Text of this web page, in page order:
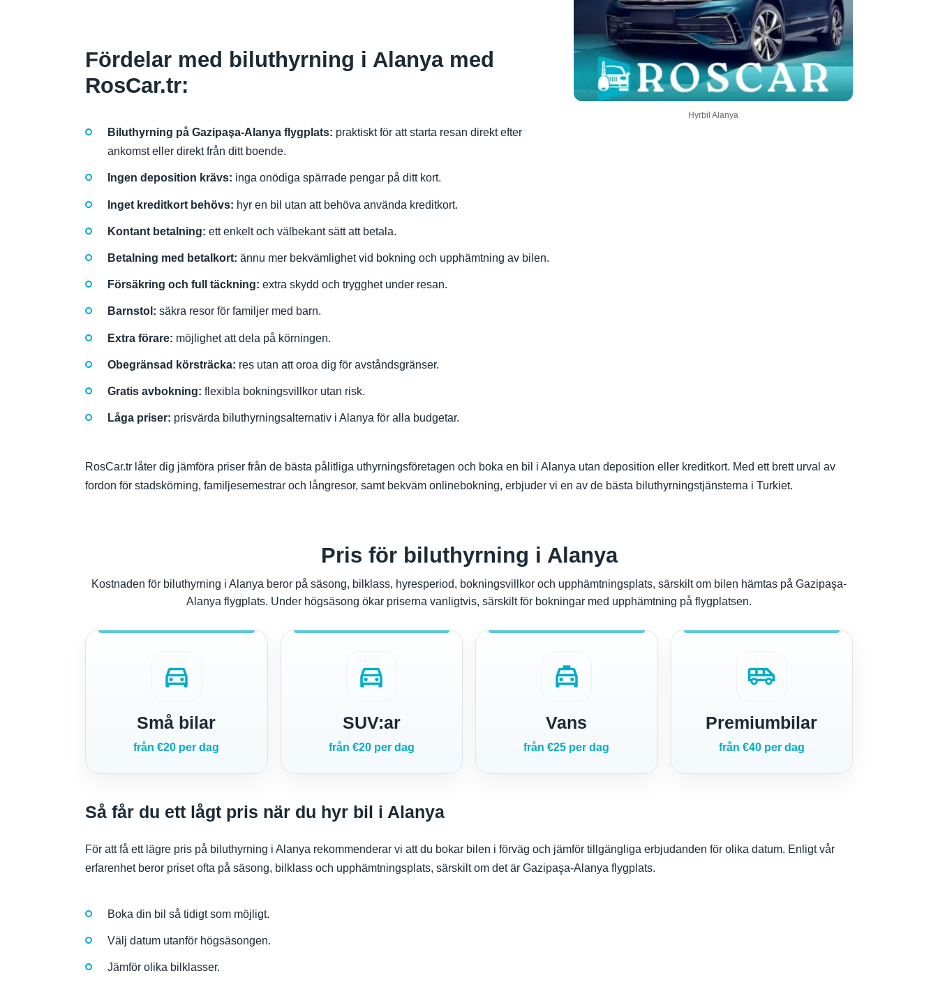
Hyrbil Alanya
Fördelar med biluthyrning i Alanya med
RosCar.tr:
Biluthyrning på Gazipaşa-Alanya flygplats: praktiskt för att starta resan direkt efter
ankomst eller direkt från ditt boende.
Ingen deposition krävs: inga onödiga spärrade pengar på ditt kort.
Inget kreditkort behövs: hyr en bil utan att behöva använda kreditkort.
Kontant betalning: ett enkelt och välbekant sätt att betala.
Betalning med betalkort: ännu mer bekvämlighet vid bokning och upphämtning av bilen.
Försäkring och full täckning: extra skydd och trygghet under resan.
Barnstol: säkra resor för familjer med barn.
Extra förare: möjlighet att dela på körningen.
Obegränsad körsträcka: res utan att oroa dig för avståndsgränser.
Gratis avbokning: flexibla bokningsvillkor utan risk.
Låga priser: prisvärda biluthyrningsalternativ i Alanya för alla budgetar.
RosCar.tr låter dig jämföra priser från de bästa pålitliga uthyrningsföretagen och boka en bil i Alanya utan deposition eller kreditkort. Med ett brett urval av
fordon för stadskörning, familjesemestrar och långresor, samt bekväm onlinebokning, erbjuder vi en av de bästa biluthyrningstjänsterna i Turkiet.
Pris för biluthyrning i Alanya
Kostnaden för biluthyrning i Alanya beror på säsong, bilklass, hyresperiod, bokningsvillkor och upphämtningsplats, särskilt om bilen hämtas på Gazipaşa-
Alanya flygplats. Under högsäsong ökar priserna vanligtvis, särskilt för bokningar med upphämtning på flygplatsen.
directions_car
Små bilar
från €20 per dag
directions_car
SUV:ar
från €20 per dag
local_taxi
Vans
från €25 per dag
airport_shuttle
Premiumbilar
från €40 per dag
Så får du ett lågt pris när du hyr bil i Alanya
För att få ett lägre pris på biluthyrning i Alanya rekommenderar vi att du bokar bilen i förväg och jämför tillgängliga erbjudanden för olika datum. Enligt vår
erfarenhet beror priset ofta på säsong, bilklass och upphämtningsplats, särskilt om det är Gazipaşa-Alanya flygplats.
Boka din bil så tidigt som möjligt.
Välj datum utanför högsäsongen.
Jämför olika bilklasser.